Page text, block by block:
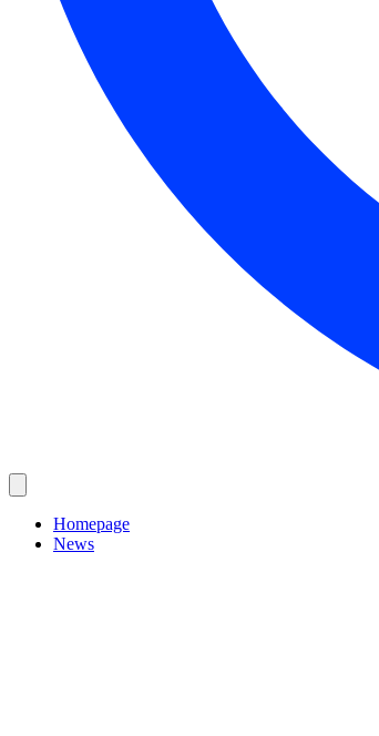
Homepage
News